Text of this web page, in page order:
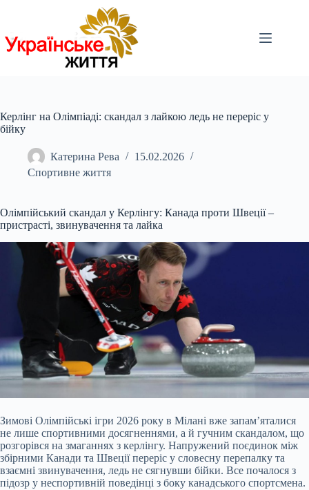
Керлінг на Олімпіаді: скандал з лайкою ледь не переріс у
бійку
Катерина Рева
15.02.2026
Спортивне життя
Олімпійський скандал у Керлінгу: Канада проти Швеції –
пристрасті, звинувачення та лайка
Зимові Олімпійські ігри 2026 року в Мілані вже запам’яталися
не лише спортивними досягненнями, а й гучним скандалом, що
розгорівся на змаганнях з керлінгу. Напружений поєдинок між
збірними Канади та Швеції переріс у словесну перепалку та
взаємні звинувачення, ледь не сягнувши бійки. Все почалося з
підозр у неспортивній поведінці з боку канадського спортсмена.